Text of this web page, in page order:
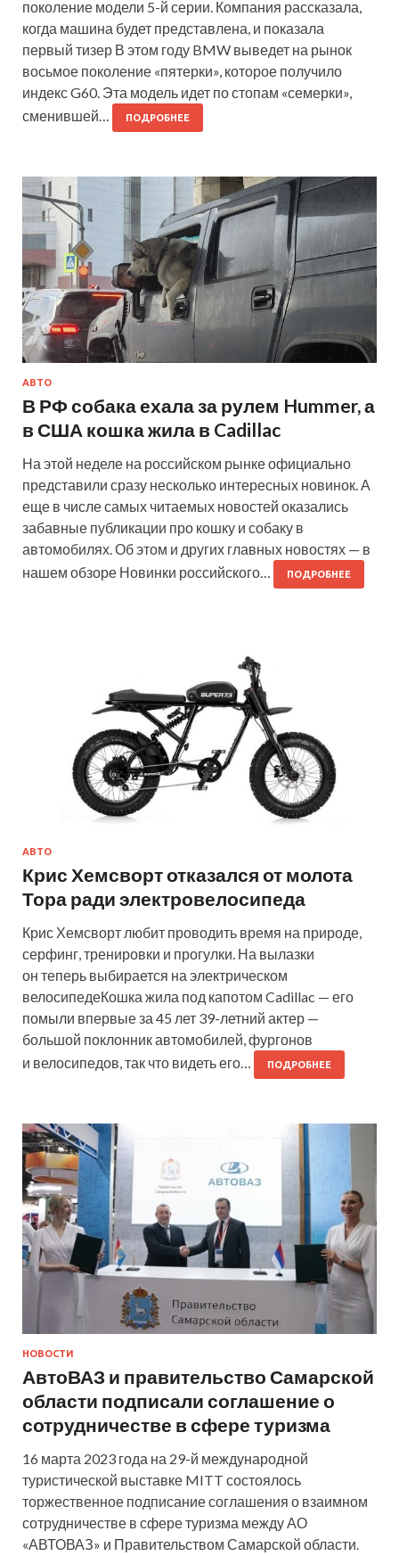
поколение модели 5-й серии. Компания рассказала,
когда машина будет представлена, и показала
первый тизер В этом году BMW выведет на рынок
восьмое поколение «пятерки», которое получило
индекс G60. Эта модель идет по стопам «семерки»,
сменившей…
ПОДРОБНЕЕ
АВТО
В РФ собака ехала за рулем Hummer, а
в США кошка жила в Cadillac
На этой неделе на российском рынке официально
представили сразу несколько интересных новинок. А
еще в числе самых читаемых новостей оказались
забавные публикации про кошку и собаку в
автомобилях. Об этом и других главных новостях — в
нашем обзоре Новинки российского…
ПОДРОБНЕЕ
АВТО
Крис Хемсворт отказался от молота
Тора ради электровелосипеда
Крис Хемсворт любит проводить время на природе,
серфинг, тренировки и прогулки. На вылазки
он теперь выбирается на электрическом
велосипедеКошка жила под капотом Cadillac — его
помыли впервые за 45 лет 39-летний актер —
большой поклонник автомобилей, фургонов
и велосипедов, так что видеть его…
ПОДРОБНЕЕ
НОВОСТИ
АвтоВАЗ и правительство Самарской
области подписали соглашение о
сотрудничестве в сфере туризма
16 марта 2023 года на 29-й международной
туристической выставке MITT состоялось
торжественное подписание соглашения о взаимном
сотрудничестве в сфере туризма между АО
«АВТОВАЗ» и Правительством Самарской области.